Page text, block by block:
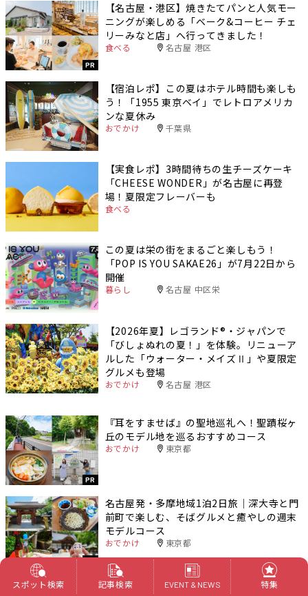
PR
【名古屋・港区】焼きたてパンと人気モー
ニングが楽しめる「ベーク&コーヒー チェ
リーみなと店」へ行ってきました！
食べる 名古屋 港区
【宿泊レポ】この夏はホテル時間も楽しも
う！「1955 東京ベイ」でレトロアメリカ
ンな夏休み
おでかけ 千葉県
【実食レポ】3時間待ちの生チーズケーキ
「CHEESE WONDER」が名古屋に再登
場！夏限定フレーバーも
食べる
この夏は栄の街をまるごと楽しもう！
「POP IS YOU SAKAE26」が7月22日から
開催
暮らし 名古屋 中区栄
【2026年夏】レゴランド®・ジャパンで
「びしょぬれの夏！」を体験。リニューア
ルした「ウォーター・メイズⅡ」や夏限定
グルメも登場
おでかけ 名古屋 港区
PR
『耳をすませば』の聖地巡礼へ！聖蹟桜ヶ
丘のモデル地を巡るおすすめコース
おでかけ 東京都
PR
名古屋発・多摩地域1泊2日旅｜深大寺と門
前町で楽しむ、そばグルメと癒やしの週末
モデルコース
おでかけ 東京都
スポット検索 記事検索 EVENT & NEWS 特集